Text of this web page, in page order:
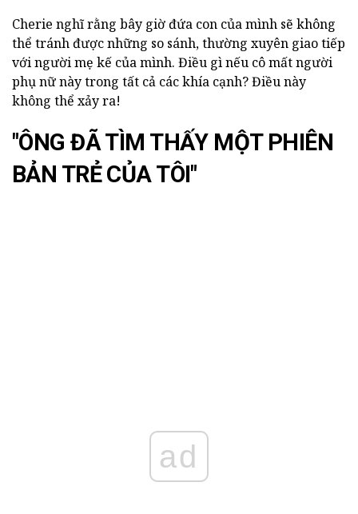
Cherie nghĩ rằng bây giờ đứa con của mình sẽ không
thể tránh được những so sánh, thường xuyên giao tiếp
với người mẹ kế của mình. Điều gì nếu cô mất người
phụ nữ này trong tất cả các khía cạnh? Điều này
không thể xảy ra!
"ÔNG ĐÃ TÌM THẤY MỘT PHIÊN
BẢN TRẺ CỦA TÔI"
ad